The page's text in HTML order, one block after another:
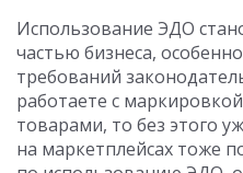
Использование ЭДО
частью бизнеса,
требований
работаете с
товарами, то без этого
на маркетплейсах тоже